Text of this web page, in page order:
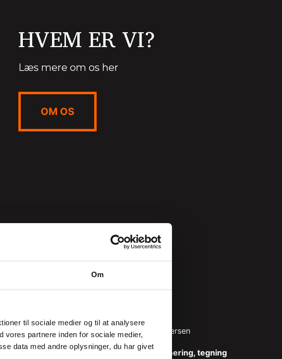
Om
til sociale medier og til at analysere
vores partnere inden for sociale medier,
data med andre oplysninger, du har givet
HVEM ER VI?
Læs mere om os her
OM OS
Privrat Steen Pedersen
Programmering, tegning